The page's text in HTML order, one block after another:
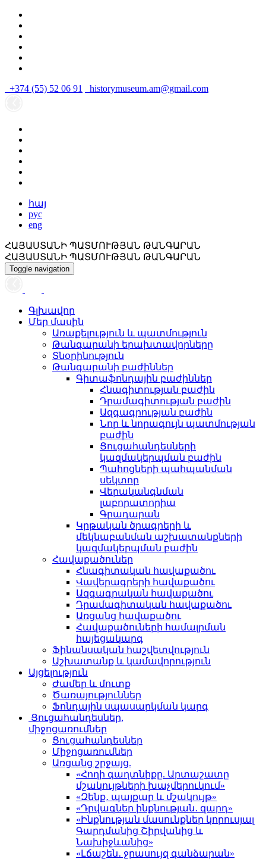
+374 (55) 52 06 91 historymuseum.am@gmail.com
հայ
рус
eng
ՀԱՅԱՍՏԱՆԻ ՊԱՏՄՈՒԹՅԱՆ ԹԱՆԳԱՐԱՆ
ՀԱՅԱՍՏԱՆԻ ՊԱՏՄՈՒԹՅԱՆ ԹԱՆԳԱՐԱՆ
Toggle navigation
Գլխավոր
Մեր մասին
Առաքելություն և պատմություն
Թանգարանի երախտավորները
Տնօրինություն
Թանգարանի բաժիններ
Գիտաֆոնդային բաժիններ
Հնագիտության բաժին
Դրամագիտության բաժին
Ազգագրության բաժին
Նոր և նորագույն պատմության
բաժին
Ցուցահանդեսների
կազմակերպման բաժին
Պահոցների պահպանման
սեկտոր
Վերականգնման
լաբորատորիա
Գրադարան
Կրթական ծրագրերի և
մեկնաբանման աշխատանքների
կազմակերպման բաժին
Հավաքածուներ
Հնագիտական հավաքածու
Վավերագրերի հավաքածու
Ազգագրական հավաքածու
Դրամագիտական հավաքածու
Առցանց հավաքածու
Հավաքածուների համալրման
հայեցակարգ
Ֆինանսական հաշվետվություն
Աշխատանք և կամավորություն
Այցելություն
Ժամեր և մուտք
Ծառայություններ
Ֆոնդային սպասարկման կարգ
Ցուցահանդեսներ,
միջոցառումներ
Ցուցահանդեսներ
Միջոցառումներ
Առցանց շրջայց.
«Հողի գաղտնիքը. Արտաշատը
մշակույթների խաչմերուկում»
«Զենք․ պայքար և մշակույթ»
«Դրվագներ ինքնության․ զարդ»
«Ինքնության մասունքներ կորուսյալ
Գարդմանից Շիրվանից և
Նախիջևանից»
«Լճաշեն․ ջրասույզ գանձարան»